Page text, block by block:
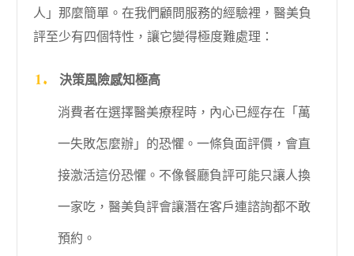
人」那麼簡單。在我們顧問服務的經驗裡，醫美負
評至少有四個特性，讓它變得極度難處理：
決策風險感知極高
消費者在選擇醫美療程時，內心已經存在「萬
一失敗怎麼辦」的恐懼。一條負面評價，會直
接激活這份恐懼。不像餐廳負評可能只讓人換
一家吃，醫美負評會讓潛在客戶連諮詢都不敢
預約。